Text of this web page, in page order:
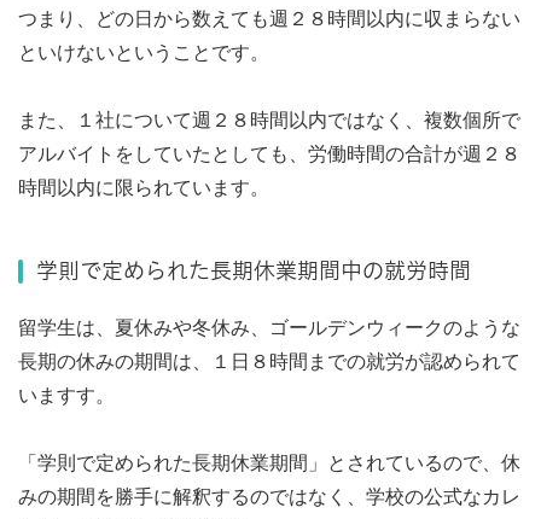
つまり、どの日から数えても週２８時間以内に収まらない
といけないということです。
また、１社について週２８時間以内ではなく、複数個所で
アルバイトをしていたとしても、労働時間の合計が週２８
時間以内に限られています。
学則で定められた長期休業期間中の就労時間
留学生は、夏休みや冬休み、ゴールデンウィークのような
長期の休みの期間は、１日８時間までの就労が認められて
いますす。
「学則で定められた長期休業期間」とされているので、休
みの期間を勝手に解釈するのではなく、学校の公式なカレ